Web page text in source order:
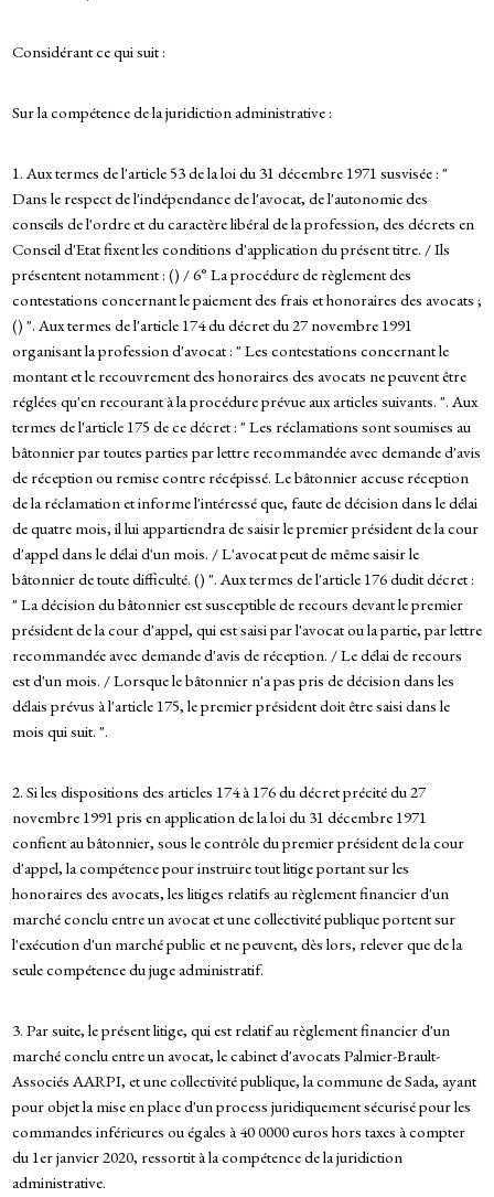
Considérant ce qui suit :
Sur la compétence de la juridiction administrative :
1. Aux termes de l'article 53 de la loi du 31 décembre 1971 susvisée : "
Dans le respect de l'indépendance de l'avocat, de l'autonomie des
conseils de l'ordre et du caractère libéral de la profession, des décrets en
Conseil d'Etat fixent les conditions d'application du présent titre. / Ils
présentent notamment : () / 6° La procédure de règlement des
contestations concernant le paiement des frais et honoraires des avocats ;
() ". Aux termes de l'article 174 du décret du 27 novembre 1991
organisant la profession d'avocat : " Les contestations concernant le
montant et le recouvrement des honoraires des avocats ne peuvent être
réglées qu'en recourant à la procédure prévue aux articles suivants. ". Aux
termes de l'article 175 de ce décret : " Les réclamations sont soumises au
bâtonnier par toutes parties par lettre recommandée avec demande d'avis
de réception ou remise contre récépissé. Le bâtonnier accuse réception
de la réclamation et informe l'intéressé que, faute de décision dans le délai
de quatre mois, il lui appartiendra de saisir le premier président de la cour
d'appel dans le délai d'un mois. / L'avocat peut de même saisir le
bâtonnier de toute difficulté. () ". Aux termes de l'article 176 dudit décret :
" La décision du bâtonnier est susceptible de recours devant le premier
président de la cour d'appel, qui est saisi par l'avocat ou la partie, par lettre
recommandée avec demande d'avis de réception. / Le délai de recours
est d'un mois. / Lorsque le bâtonnier n'a pas pris de décision dans les
délais prévus à l'article 175, le premier président doit être saisi dans le
mois qui suit. ".
2. Si les dispositions des articles 174 à 176 du décret précité du 27
novembre 1991 pris en application de la loi du 31 décembre 1971
confient au bâtonnier, sous le contrôle du premier président de la cour
d'appel, la compétence pour instruire tout litige portant sur les
honoraires des avocats, les litiges relatifs au règlement financier d'un
marché conclu entre un avocat et une collectivité publique portent sur
l'exécution d'un marché public et ne peuvent, dès lors, relever que de la
seule compétence du juge administratif.
3. Par suite, le présent litige, qui est relatif au règlement financier d'un
marché conclu entre un avocat, le cabinet d'avocats Palmier-Brault-
Associés AARPI, et une collectivité publique, la commune de Sada, ayant
pour objet la mise en place d'un process juridiquement sécurisé pour les
commandes inférieures ou égales à 40 0000 euros hors taxes à compter
du 1er janvier 2020, ressortit à la compétence de la juridiction
administrative.